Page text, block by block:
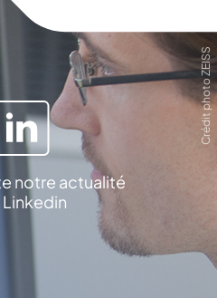
notre actualité
Linkedin
Crédit photo ZEISS